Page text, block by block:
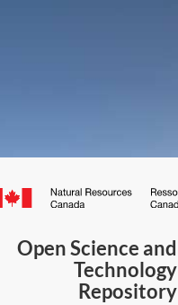
Open Science and
Technology
Repository